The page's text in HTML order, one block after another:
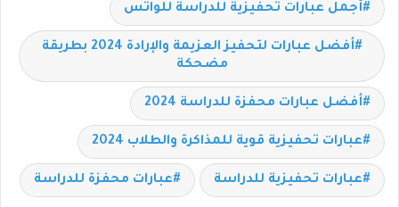
أجمل عبارات تحفيزية للدراسة للواتس
أفضل عبارات لتحفيز العزيمة والإرادة 2024 بطريقة
مضحكة
أفضل عبارات محفزة للدراسة 2024
عبارات تحفيزية قوية للمذاكرة والطلاب 2024
عبارات تحفيزية للدراسة عبارات محفزة للدراسة